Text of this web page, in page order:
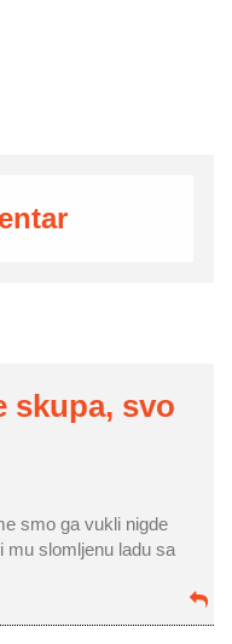
skupa, svo
smo ga vukli nigde
mu slomljenu ladu sa